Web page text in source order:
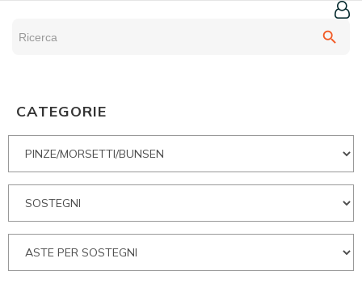
search
CATEGORIE